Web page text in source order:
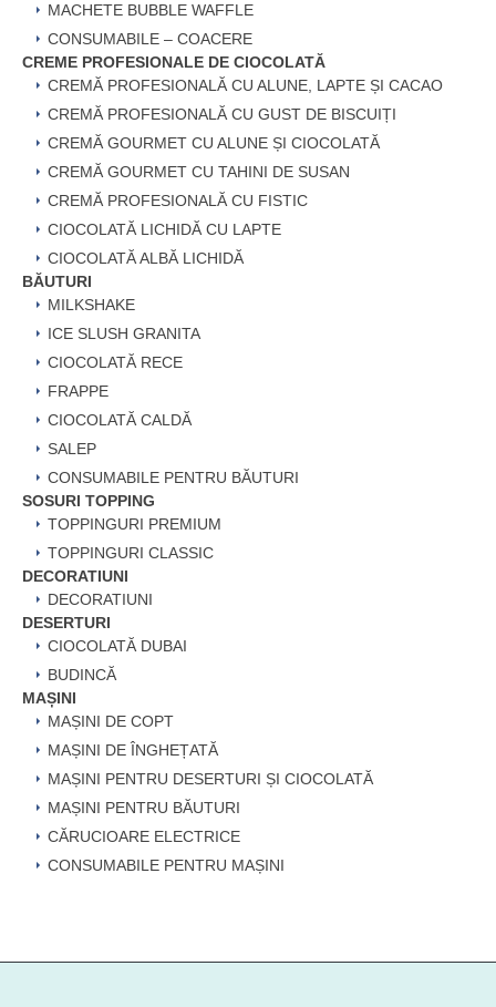
MACHETE BUBBLE WAFFLE
CONSUMABILE – COACERE
CREME PROFESIONALE DE CIOCOLATĂ
CREMĂ PROFESIONALĂ CU ALUNE, LAPTE ȘI CACAO
CREMĂ PROFESIONALĂ CU GUST DE BISCUIȚI
CREMĂ GOURMET CU ALUNE ȘI CIOCOLATĂ
CREMĂ GOURMET CU TAHINI DE SUSAN
CREMĂ PROFESIONALĂ CU FISTIC
CIOCOLATĂ LICHIDĂ CU LAPTE
CIOCOLATĂ ALBĂ LICHIDĂ
BĂUTURI
MILKSHAKE
ICE SLUSH GRANITA
CIOCOLATĂ RECE
FRAPPE
CIOCOLATĂ CALDĂ
SALEP
CONSUMABILE PENTRU BĂUTURI
SOSURI TOPPING
TOPPINGURI PREMIUM
TOPPINGURI CLASSIC
DECORATIUNI
DECORATIUNI
DESERTURI
CIOCOLATĂ DUBAI
BUDINCĂ
MAȘINI
MAȘINI DE COPT
MAȘINI DE ÎNGHEȚATĂ
MAȘINI PENTRU DESERTURI ȘI CIOCOLATĂ
MAȘINI PENTRU BĂUTURI
CĂRUCIOARE ELECTRICE
CONSUMABILE PENTRU MAȘINI